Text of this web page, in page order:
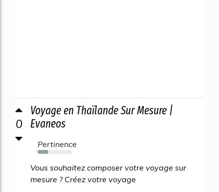
0
Voyage en Thaïlande Sur Mesure |
Evaneos
Pertinence
30%
Vous souhaitez composer votre voyage sur
mesure ? Créez votre voyage